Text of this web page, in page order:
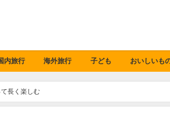
内旅行 海外旅行 子ども おいしいも
長く楽しむ